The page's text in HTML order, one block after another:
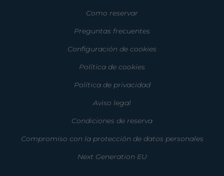
Como reservar
Preguntas frecuentes
Configuración de cookies
Política de cookies
Política de privacidad
Aviso legal
Condiciones de reserva
Compromiso con la protección de datos personales
Next Generation EU